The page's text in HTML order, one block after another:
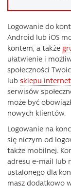
Logowanie do
Android lub iOS
kontem, a także
ułatwienie i
społeczności
lub sklepu
serwisów
może być
nowych klientów.
Logowanie na
się niczym od
także mobilnej.
adresu e-mail lub
ustalonego dla
masz dodatkowo